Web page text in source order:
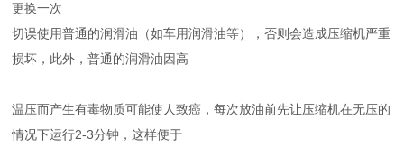
更换一次
切误使用普通的润滑油（如车用润滑油等），否则会造成压缩机严重
损坏，此外，普通的润滑油因高
温压而产生有毒物质可能使人致癌，每次放油前先让压缩机在无压的
情况下运行2-3分钟，这样便于